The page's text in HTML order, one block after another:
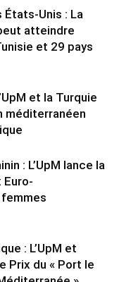
Unis : La
atteindre
et 29 pays
et la Turquie
méditerranéen
: L’UpM lance la
Euro-
: L’UpM et
Prix du « Port le